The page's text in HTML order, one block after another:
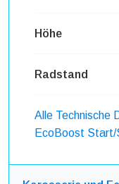
Höhe
Radstand
Alle Technische
EcoBoost